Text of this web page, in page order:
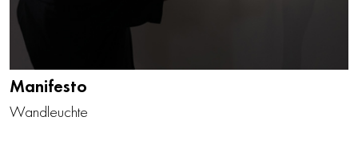
Manifesto
Wandleuchte